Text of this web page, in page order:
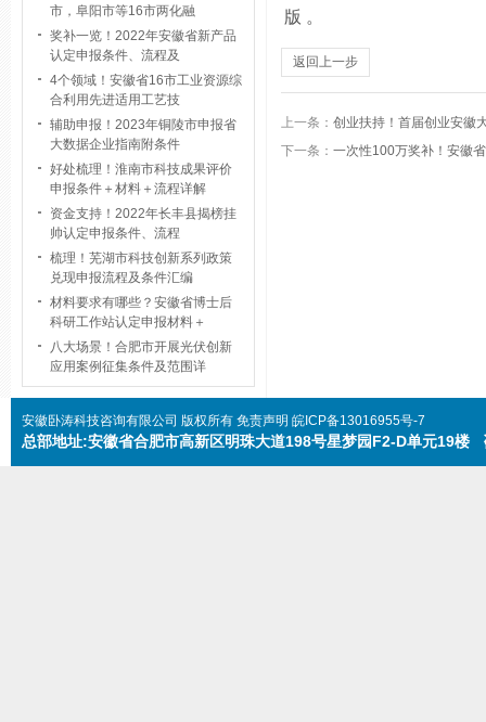
市，阜阳市等16市两化融
奖补一览！2022年安徽省新产品
认定申报条件、流程及
4个领域！安徽省16市工业资源综
合利用先进适用工艺技
辅助申报！2023年铜陵市申报省
大数据企业指南附条件
好处梳理！淮南市科技成果评价
申报条件＋材料＋流程详解
资金支持！2022年长丰县揭榜挂
帅认定申报条件、流程
梳理！芜湖市科技创新系列政策
兑现申报流程及条件汇编
材料要求有哪些？安徽省博士后
科研工作站认定申报材料＋
八大场景！合肥市开展光伏创新
应用案例征集条件及范围详
版 。
返回上一步
上一条：创业扶持！首届创业安徽
下一条：一次性100万奖补！安徽
安徽卧涛科技咨询有限公司 版权所有 免责声明 皖ICP备13016955号-7
总部地址:安徽省合肥市高新区明珠大道198号星梦园F2-D单元19楼